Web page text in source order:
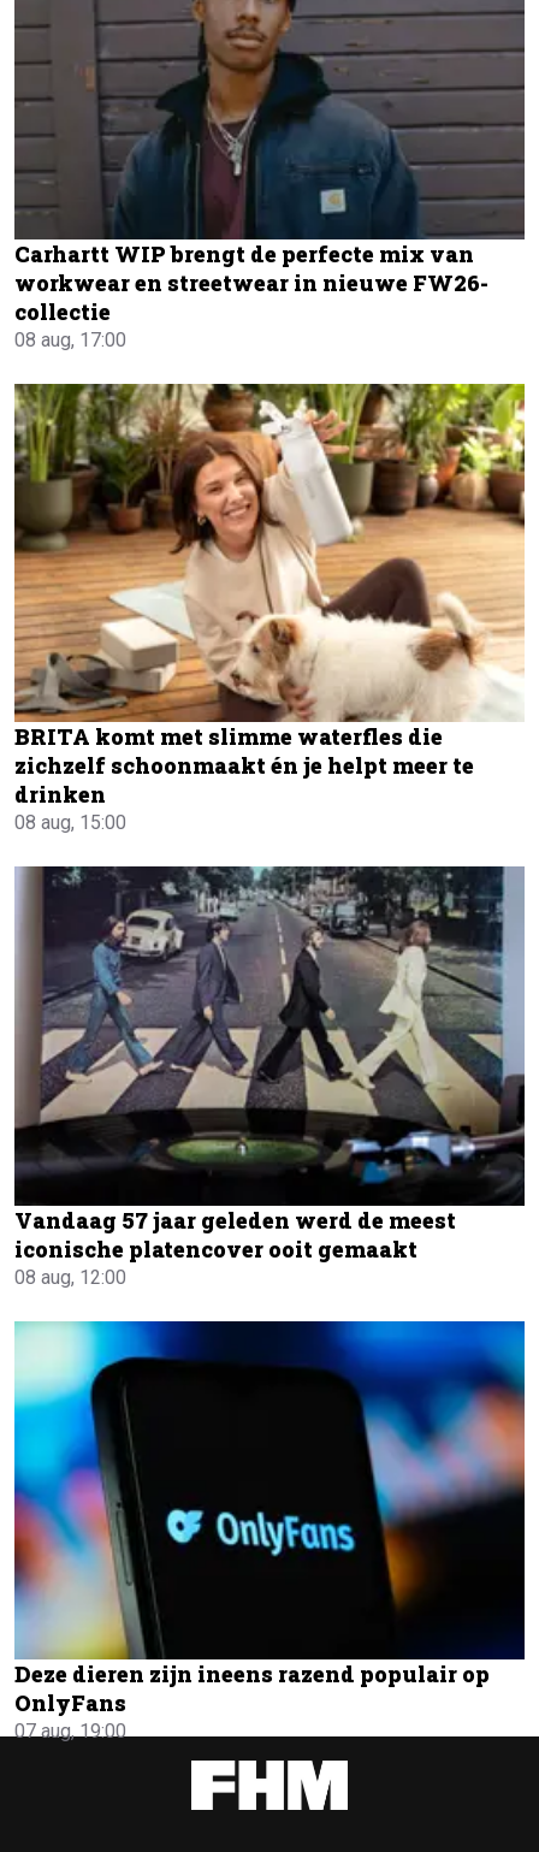
Carhartt WIP brengt de perfecte mix van
workwear en streetwear in nieuwe FW26-
collectie
08 aug, 17:00
BRITA komt met slimme waterfles die
zichzelf schoonmaakt én je helpt meer te
drinken
08 aug, 15:00
Vandaag 57 jaar geleden werd de meest
iconische platencover ooit gemaakt
08 aug, 12:00
Deze dieren zijn ineens razend populair op
OnlyFans
07 aug, 19:00